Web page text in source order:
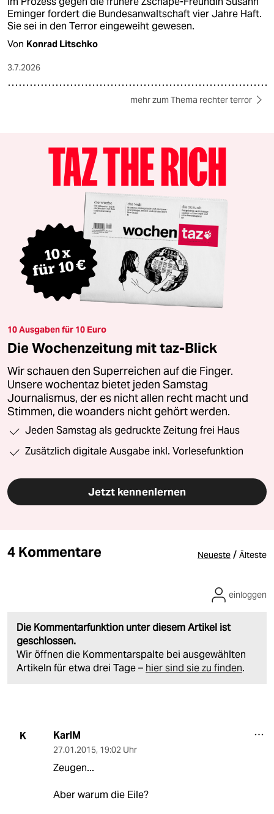
Eminger fordert die Bundesanwaltschaft vier Jahre Haft.
Sie sei in den Terror eingeweiht gewesen.
Von Konrad Litschko
3.7.2026
mehr zum Thema rechter terror
10 Ausgaben für 10 Euro
Die Wochenzeitung mit taz-Blick
Wir schauen den Superreichen auf die Finger.
Unsere wochentaz bietet jeden Samstag
Journalismus, der es nicht allen recht macht und
Stimmen, die woanders nicht gehört werden.
Jeden Samstag als gedruckte Zeitung frei Haus
Zusätzlich digitale Ausgabe inkl. Vorlesefunktion
Jetzt kennenlernen
4 Kommentare Neueste / Älteste
Die Kommentarfunktion unter diesem Artikel ist
geschlossen.
Wir öffnen die Kommentarspalte bei ausgewählten
Artikeln für etwa drei Tage – hier sind sie zu finden.
einloggen
K KarlM
27.01.2015, 19:02 Uhr
Zeugen...
Aber warum die Eile?